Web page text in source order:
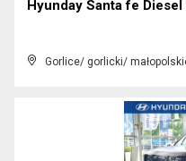
Hyunday Santa fe
Gorlice/ gorlicki/